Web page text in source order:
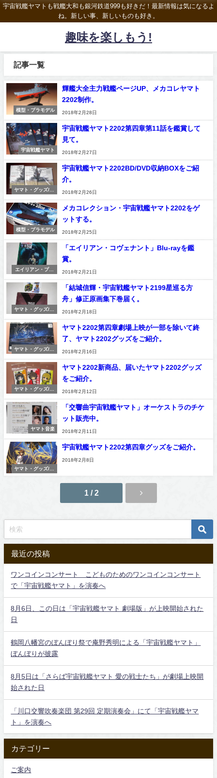
宇宙戦艦ヤマトも戦艦大和も銀河鉄道999も好きだ！最新情報は気になるよ
ね。新しい事、新しいものも好き。
趣味を楽しもう!
記事一覧
模型・プラモデル
輝艦大全主力戦艦ページUP、メカコレヤマト
2202制作。
2018年2月28日
宇宙戦艦ヤマト
宇宙戦艦ヤマト2202第四章第11話を鑑賞して
見て。
2018年2月27日
ヤマト・グッズ/コ
宇宙戦艦ヤマト2202BD/DVD収納BOXをご紹
介。
2018年2月26日
模型・プラモデル
メカコレクション・宇宙戦艦ヤマト2202をゲ
ットする。
2018年2月25日
エイリアン・プレ
「エイリアン・コヴェナント」Blu-rayを鑑
賞。
2018年2月21日
ヤマト・グッズ/コ
「結城信輝・宇宙戦艦ヤマト2199星巡る方
舟」修正原画集下巻届く。
2018年2月18日
ヤマト・グッズ/コ
ヤマト2202第四章劇場上映が一部を除いて終
了、ヤマト2202グッズをご紹介。
2018年2月16日
ヤマト・グッズ/コ
ヤマト2202新商品、届いたヤマト2202グッズ
をご紹介。
2018年2月12日
ヤマト音楽
「交響曲宇宙戦艦ヤマト」オーケストラのチケ
ット販売中。
2018年2月11日
ヤマト・グッズ/コ
宇宙戦艦ヤマト2202第四章グッズをご紹介。
2018年2月8日
1 / 2
最近の投稿
ワンコインコンサート こどものためのワンコインコンサート
で「宇宙戦艦ヤマト」を演奏へ
8月6日、この日は「宇宙戦艦ヤマト 劇場版」が上映開始された
日
鶴岡八幡宮のぼんぼり祭で庵野秀明による「宇宙戦艦ヤマト」
ぼんぼりが披露
8月5日は「さらば宇宙戦艦ヤマト 愛の戦士たち」が劇場上映開
始された日
「川口交響吹奏楽団 第29回 定期演奏会」にて「宇宙戦艦ヤマ
ト」を演奏へ
カテゴリー
ご案内